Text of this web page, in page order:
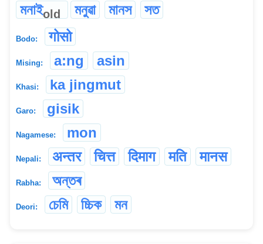
মনাইold মনুৱা মানস সত
Bodo: गोसो
Mising: a:ng asin
Khasi: ka jingmut
Garo: gisik
Nagamese: mon
Nepali: अन्तर चित्त दिमाग मति मानस
Rabha: অন্তৰ
Deori: চেমি চ্চিক মন